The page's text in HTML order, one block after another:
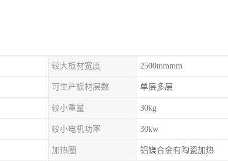
较大板材宽度 2500mmmm
可生产板材层数 单层多层
较小重量 30kg
较小电机功率 30kw
加热圈 铝镁合金有陶瓷加热